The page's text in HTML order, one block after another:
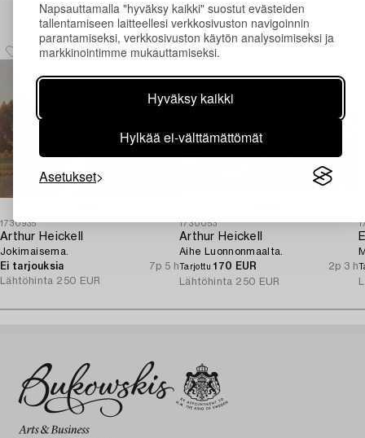
Napsauttamalla "hyväksy kaikki" suostut evästeiden
tallentamiseen laitteellesi verkkosivuston navigoinnin
parantamiseksi, verkkosivuston käytön analysoimiseksi ja
markkinointimme mukauttamiseksi.
Hyväksy kaikki
Hylkää ei-välttämättömät
Asetukset
Muiden katsomia kohteita
1730935
Arthur Heickell
Jokimaisema.
Ei tarjouksia
7p 5 h
Lähtöhinta 250 EUR
1730053
Arthur Heickell
Aihe Luonnonmaalta.
Tarjottu170 EUR
2p 3 h
Lähtöhinta 250 EUR